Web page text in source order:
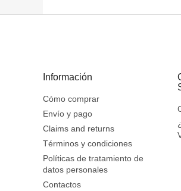
Información
Cómo comprar
Envío y pago
Claims and returns
Términos y condiciones
Políticas de tratamiento de
datos personales
Contactos